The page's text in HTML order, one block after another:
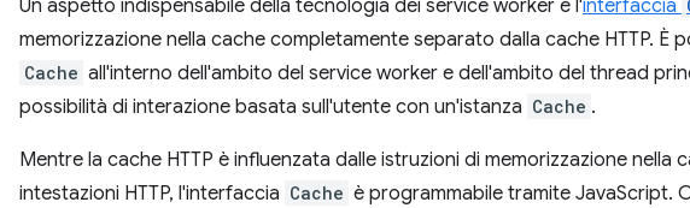
Un aspetto indispensabile della tecnologia dei service worker è l'interfaccia
memorizzazione nella cache completamente separato dalla cache HTTP. È
Cache all'interno dell'ambito del service worker e dell'ambito del thread
possibilità di interazione basata sull'utente con un'istanza Cache .
Mentre la cache HTTP è influenzata dalle istruzioni di memorizzazione nella
intestazioni HTTP, l'interfaccia Cache è programmabile tramite JavaScript.